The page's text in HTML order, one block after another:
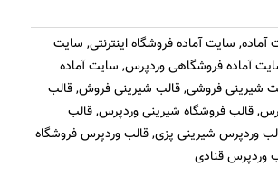
آماده, سایت آماده فروشگاه اینترنتی, سایت
آماده فروشگاهی وردپرس, سایت آماده
شیرینی فروشی,قالب شیرینی فروش,قالب
,قالب فروشگاه شیرینی وردپرس,قالب
وردپرس شیرینی پزی,قالب وردپرس فروشگاه
وردپرس قنادی